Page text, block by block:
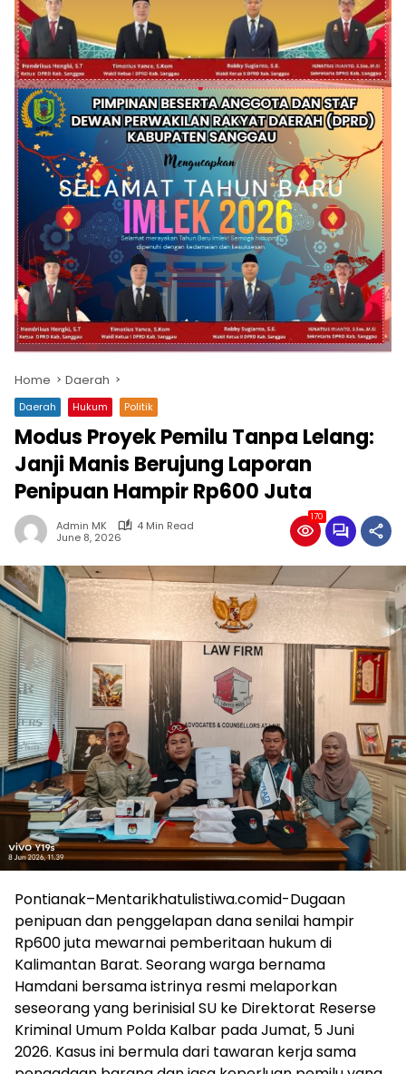
Home Daerah
Daerah Hukum Politik
Modus Proyek Pemilu Tanpa Lelang:
Janji Manis Berujung Laporan
Penipuan Hampir Rp600 Juta
Admin MK
4 Min Read
June 8, 2026
170
Pontianak–Mentarikhatulistiwa.comid-Dugaan
penipuan dan penggelapan dana senilai hampir
Rp600 juta mewarnai pemberitaan hukum di
Kalimantan Barat. Seorang warga bernama
Hamdani bersama istrinya resmi melaporkan
seseorang yang berinisial SU ke Direktorat Reserse
Kriminal Umum Polda Kalbar pada Jumat, 5 Juni
2026. Kasus ini bermula dari tawaran kerja sama